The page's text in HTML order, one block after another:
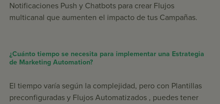
Notificaciones Push y Chatbots para crear Flujos
multicanal que aumenten el impacto de tus Campañas.
¿Cuánto tiempo se necesita para implementar una Estrategia
de Marketing Automation?
El tiempo varía según la complejidad, pero con Plantillas
preconfiguradas y Flujos Automatizados , puedes tener